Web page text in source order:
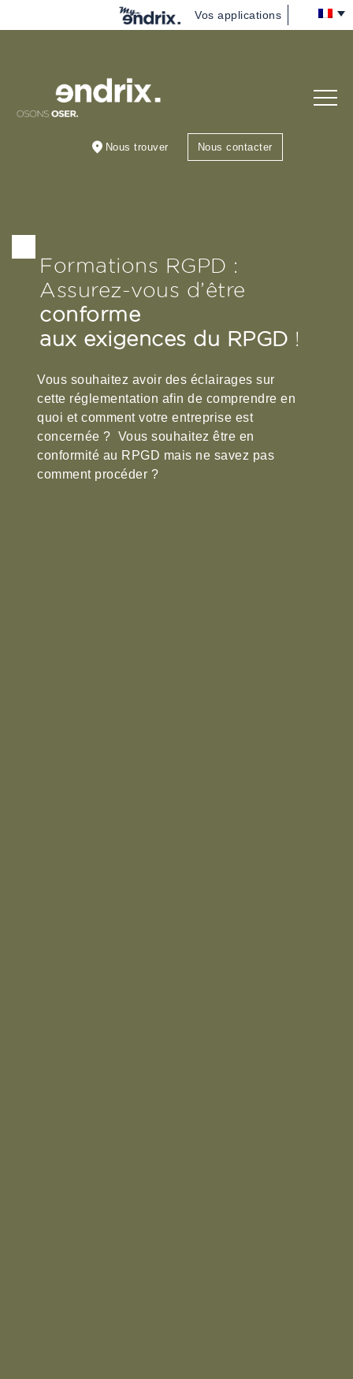
Nous
Vous
accompagner
Nous rejoindre
Vos applications
Nous trouver Nous contacter
Formations RGPD :
Assurez-vous d’être
conforme
aux exigences du RPGD !
Vous souhaitez avoir des éclairages sur
cette réglementation afin de comprendre en
quoi et comment votre entreprise est
concernée ? Vous souhaitez être en
conformité au RPGD mais ne savez pas
comment procéder ?